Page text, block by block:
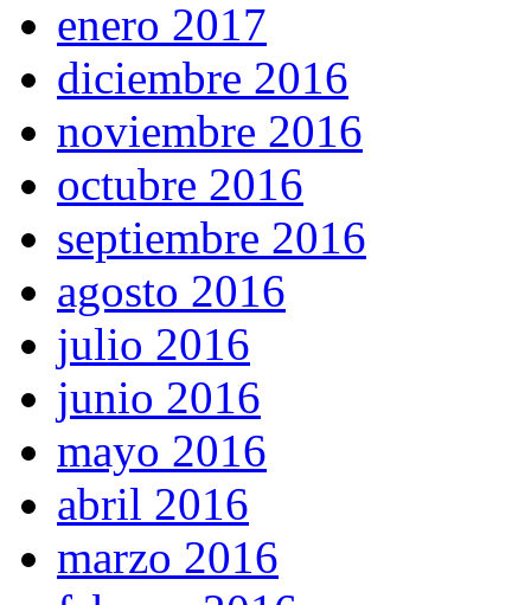
enero 2017
diciembre 2016
noviembre 2016
octubre 2016
septiembre 2016
agosto 2016
julio 2016
junio 2016
mayo 2016
abril 2016
marzo 2016